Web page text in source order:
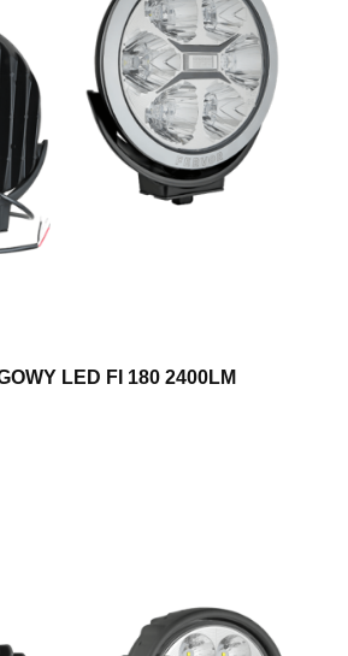
LED FI 180 2400LM